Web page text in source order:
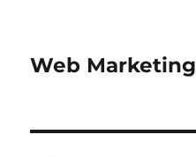
Web Marketing